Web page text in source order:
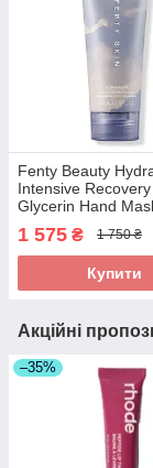
Fenty Beauty
Intensive Recovery
Glycerin Hand
гліцеринова
75ml
1 575 ₴ 1 750 ₴
Купити
Акційні
–35%